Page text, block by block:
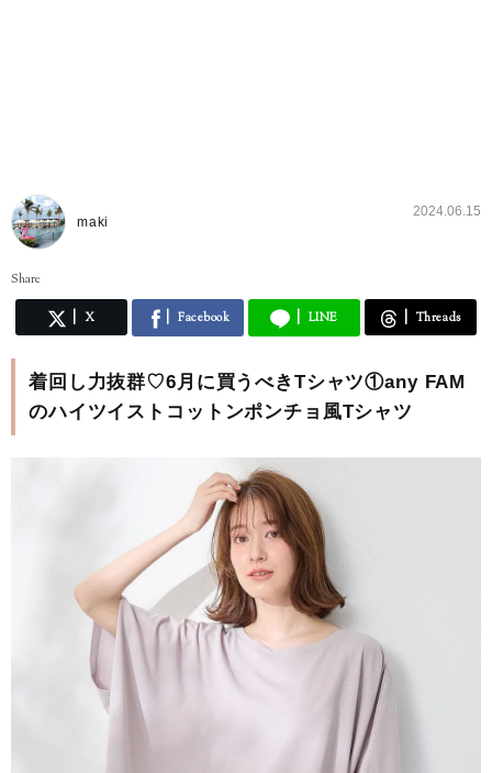
maki
2024.06.15
Share
X Facebook LINE Threads
着回し力抜群♡6月に買うべきTシャツ①any FAM
のハイツイストコットンポンチョ風Tシャツ